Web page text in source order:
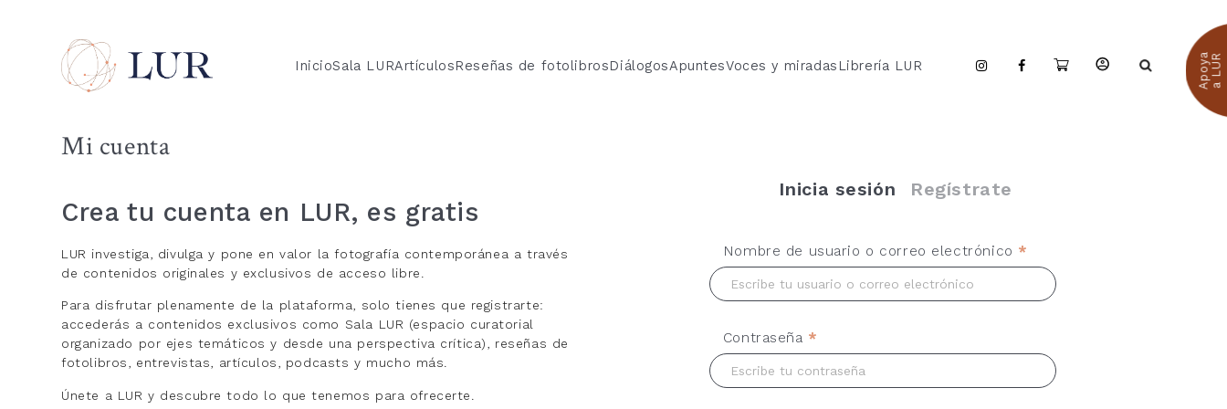
Apoyaa LUR
InicioSala LURArtículosReseñas de fotolibrosDiálogosApuntesVoces y miradasLibrería LUR
Mi cuenta
Crea tu cuenta en LUR, es gratis
LUR investiga, divulga y pone en valor la fotografía contemporánea a través
de contenidos originales y exclusivos de acceso libre.
Para disfrutar plenamente de la plataforma, solo tienes que registrarte:
accederás a contenidos exclusivos como Sala LUR (espacio curatorial
organizado por ejes temáticos y desde una perspectiva crítica), reseñas de
fotolibros, entrevistas, artículos, podcasts y mucho más.
Únete a LUR y descubre todo lo que tenemos para ofrecerte.
Inicia sesión Regístrate
Nombre de usuario o correo electrónico *
Contraseña *